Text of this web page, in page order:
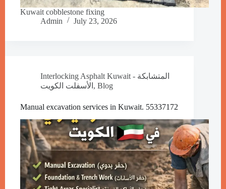
Kuwait cobblestone fixing
Admin
July 23, 2026
Interlocking Asphalt Kuwait - المتشابكة
الأسفلت الكويت , Blog
Manual excavation services in Kuwait. 55337172